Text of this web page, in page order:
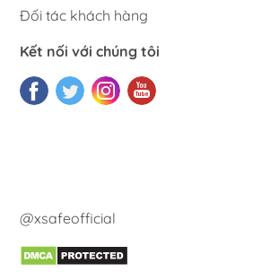
Đối tác khách hàng
Kết nối với chúng tôi
@xsafeofficial